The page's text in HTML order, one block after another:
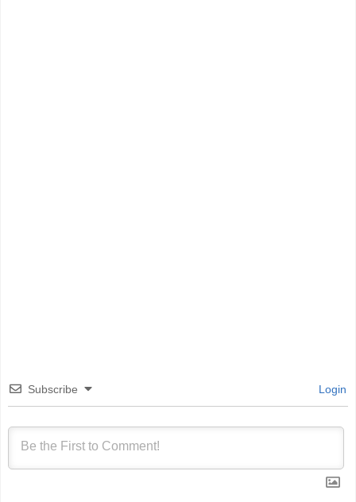
Subscribe Login